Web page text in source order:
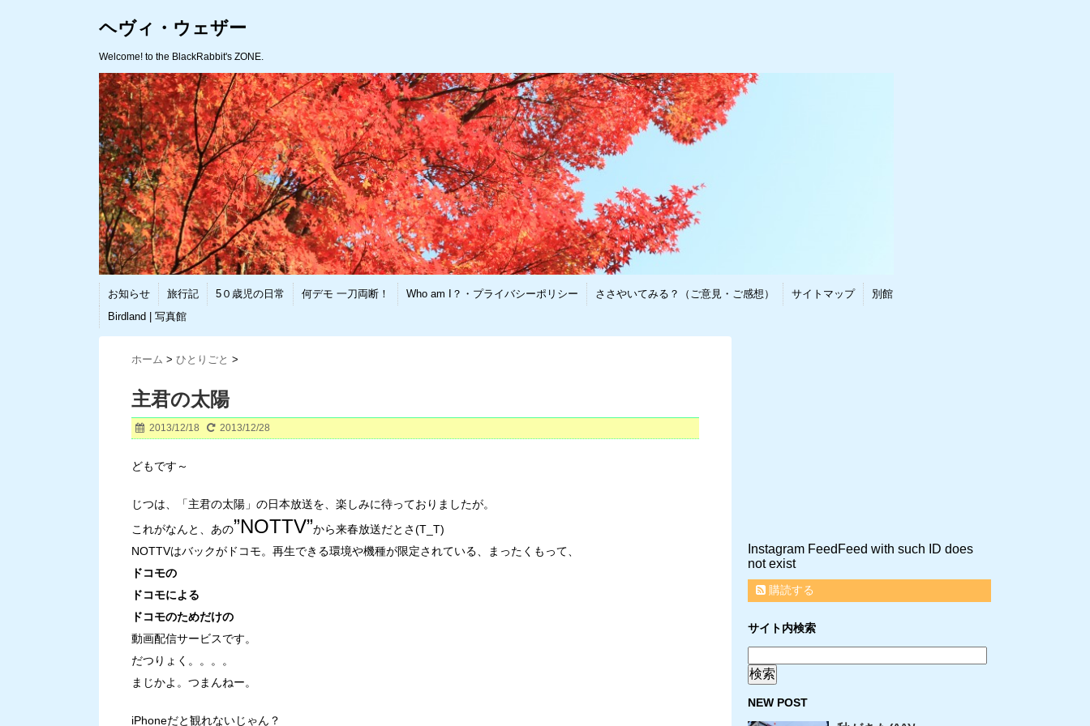
ヘヴィ・ウェザー
Welcome! to the BlackRabbit's ZONE.
お知らせ 旅行記 5０歳児の日常 何デモ 一刀両断！ Who am I？・プライバシーポリシー ささやいてみる？（ご意見・ご感想） サイトマップ
別館
Birdland | 写真館
ホーム > ひとりごと >
主君の太陽
2013/12/18 2013/12/28
どもです～
じつは、「主君の太陽」の日本放送を、楽しみに待っておりましたが。
これがなんと、あの”NOTTV”から来春放送だとさ(T_T)
NOTTVはバックがドコモ。再生できる環境や機種が限定されている、まったくもって、
ドコモの
ドコモによる
ドコモのためだけの
動画配信サービスです。
だつりょく。。。。
まじかよ。つまんねー。
iPhoneだと観れないじゃん？
Instagram FeedFeed with such ID does
not exist
購読する
サイト内検索
NEW POST